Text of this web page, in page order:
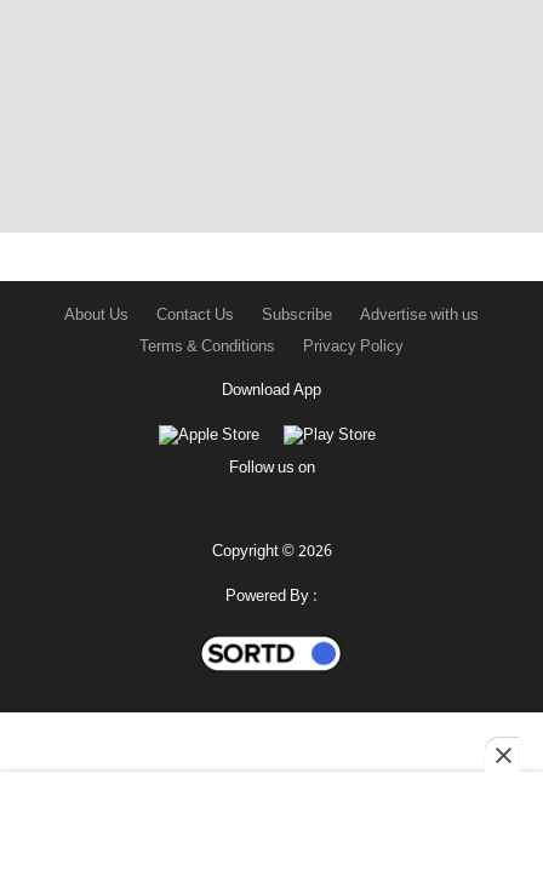
About Us Contact Us Subscribe
Advertise with us
Terms & Conditions
Privacy Policy
Download App
Follow us on
Copyright © 2026
Powered By :